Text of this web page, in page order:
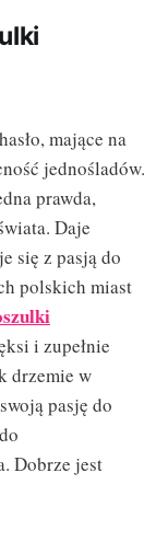
mające na
jednośladów.
prawda,
Daje
się z pasją do
polskich miast
i zupełnie
drzemie w
pasję do
Dobrze jest